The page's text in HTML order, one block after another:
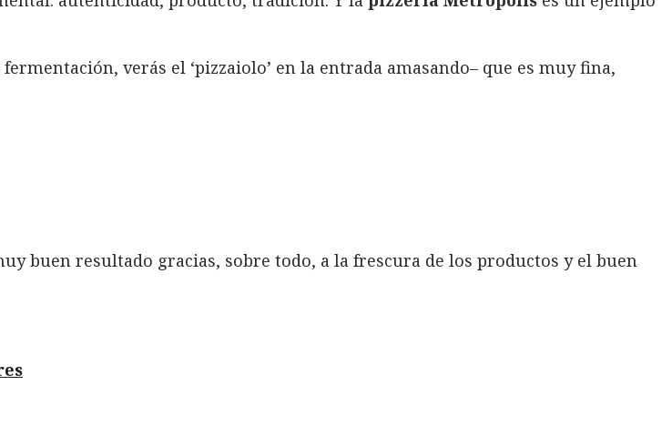
verás el ‘pizzaiolo’ en la entrada amasando– que es muy fina,
buen resultado gracias, sobre todo, a la frescura de los productos y el buen